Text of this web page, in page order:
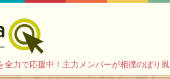
全力で応援中！主力メンバーが相撲のぼり